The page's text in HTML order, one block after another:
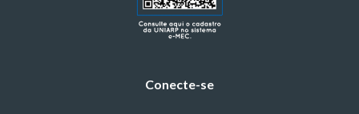
Conecte-se